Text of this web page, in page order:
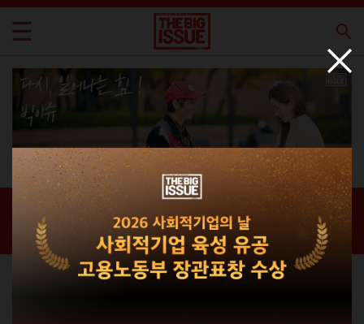
신간 · 과월호
홈 / 매거진 / 신간 · 과월호